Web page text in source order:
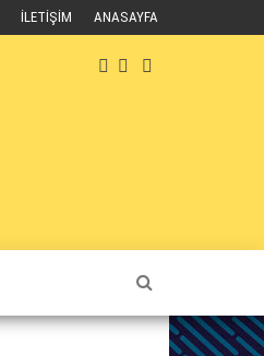
İLETIŞIM ANASAYFA